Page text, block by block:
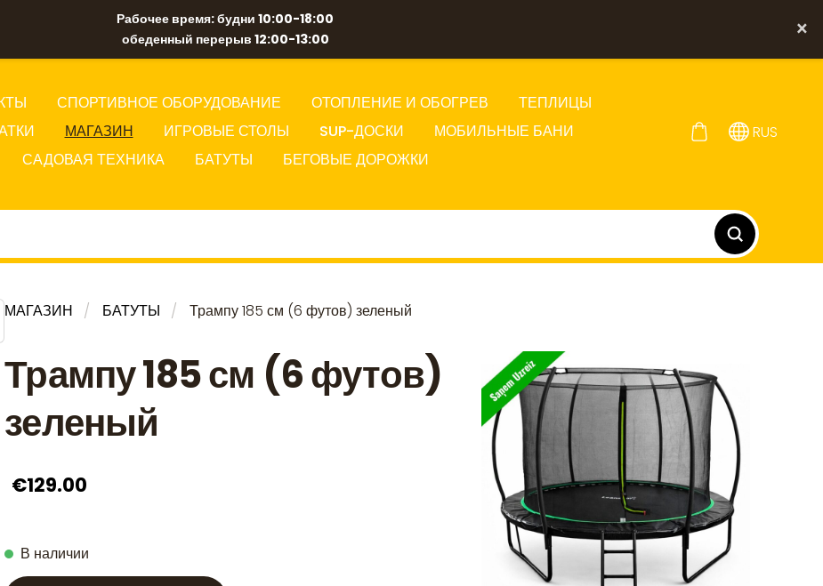
Рабочее время: будни 10:00-18:00
обеденный перерыв 12:00-13:00
×
СПОРТИВНОЕ ОБОРУДОВАНИЕ ОТОПЛЕНИЕ И ОБОГРЕВ
ТЕПЛИЦЫ
МАГАЗИН ИГРОВЫЕ СТОЛЫ SUP-ДОСКИ
МОБИЛЬНЫЕ БАНИ
САДОВАЯ ТЕХНИКА
БАТУТЫ БЕГОВЫЕ ДОРОЖКИ
RUS
МАГАЗИН БАТУТЫ Трампу 185 см (6 футов) зеленый
Трампу 185 см (6 футов)
зеленый
€129.00
В наличии